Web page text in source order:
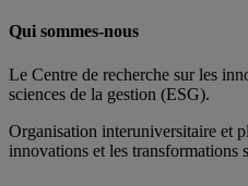
Qui sommes-nous
Le Centre de recherche sur les
sciences de la gestion (ESG).
Organisation interuniversitaire et
innovations et les transformations